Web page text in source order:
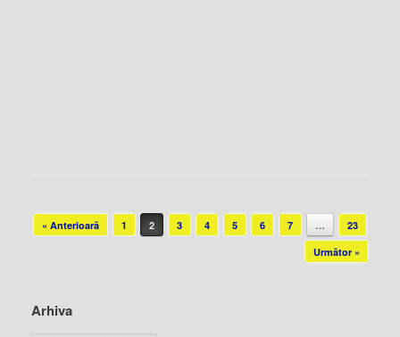
Post navigation
« Anterioară 1 2 3 4 5 6 7 …
23
Următor »
Arhiva